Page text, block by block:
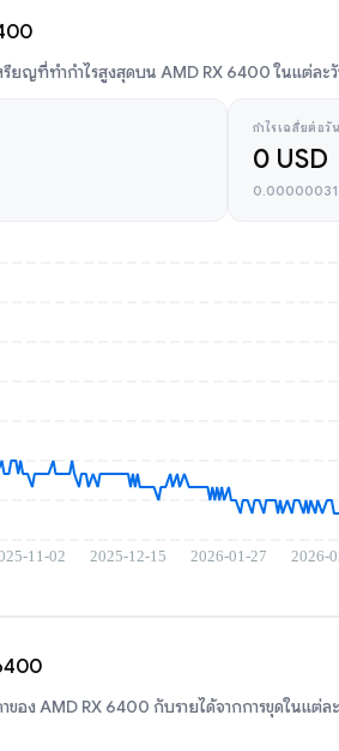
รียญที่ทำกำไรสูงสุดบน AMD RX 6400 ในแต่ละ
กำไรเฉลี่ยต่อวัน
0 USD
0.00000031
าของ AMD RX 6400 กับรายได้จากการขุดในแต่ล